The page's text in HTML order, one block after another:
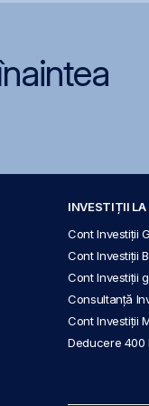
INVESTIȚII LA
Cont Investiții
Cont Investiții
Cont Investiții
Consultanță
Cont Investiții
Deducere 400